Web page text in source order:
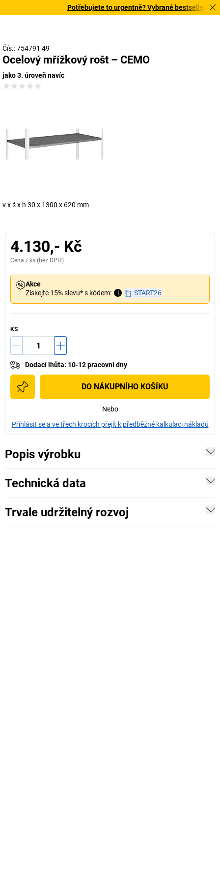
Potřebujete to urgentně? Vybrané bestsellery
Čís.: 754791 49
Ocelový mřížkový rošt – CEMO
jako 3. úroveň navíc
v x š x h 30 x 1300 x 620 mm
4.130,- Kč
Cena / ks (bez DPH)
Akce
Získejte 15% slevu* s kódem:
i START26
KS
Dodací lhůta: 10-12 pracovní dny
DO NÁKUPNÍHO KOŠÍKU
Nebo
Přihlásit se a ve třech krocích přejít k předběžné kalkulaci nákladů
Popis výrobku
Technická data
Trvale udržitelný rozvoj